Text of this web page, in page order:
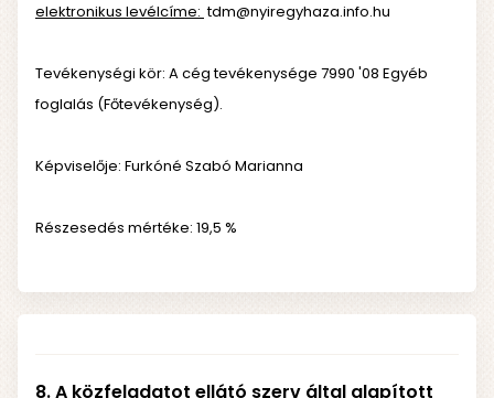
elektronikus levélcíme: tdm@nyiregyhaza.info.hu
Tevékenységi kör: A cég tevékenysége 7990 '08 Egyéb
foglalás (Főtevékenység).
Képviselője: Furkóné Szabó Marianna
Részesedés mértéke: 19,5 %
8.A közfeladatot ellátó szerv által alapított